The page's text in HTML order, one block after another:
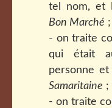
tel nom, et
Bon Marché ;
- on traite
qui était
personne
Samaritaine ;
- on traite